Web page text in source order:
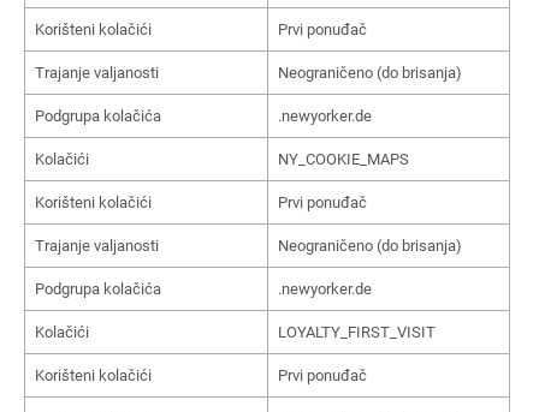
Korišteni kolačići Prvi ponuđač
Trajanje valjanosti Neograničeno (do brisanja)
Podgrupa kolačića .newyorker.de
Kolačići NY_COOKIE_MAPS
Korišteni kolačići Prvi ponuđač
Trajanje valjanosti Neograničeno (do brisanja)
Podgrupa kolačića .newyorker.de
Kolačići LOYALTY_FIRST_VISIT
Korišteni kolačići Prvi ponuđač